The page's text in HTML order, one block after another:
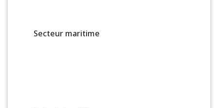
Secteur maritime